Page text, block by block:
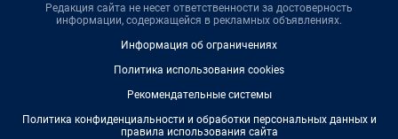
Редакция сайта не несет ответственности за достоверность
информации, содержащейся в рекламных объявлениях.
Информация об ограничениях
Политика использования cookies
Рекомендательные системы
Политика конфиденциальности и обработки персональных данных и
правила использования сайта